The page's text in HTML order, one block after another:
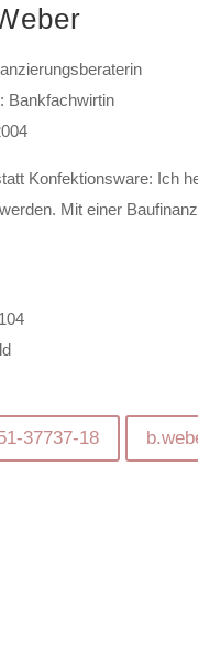
Bankfachwirtin
Konfektionsware: Ich
Mit einer
37737-18